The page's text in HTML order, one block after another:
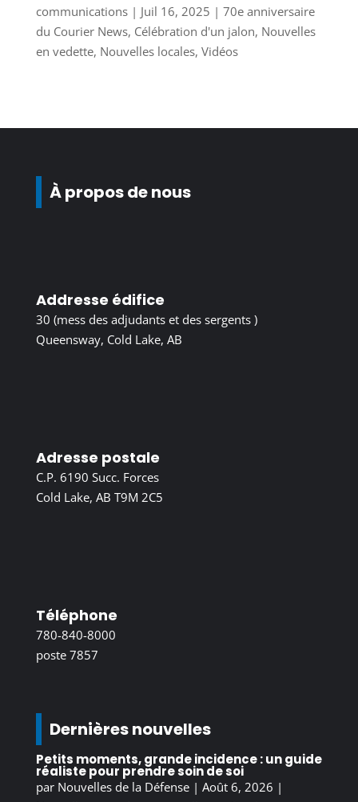
communications| Juil 16, 2025 | 70e anniversaire
du Courier News, Célébration d'un jalon, Nouvelles
en vedette, Nouvelles locales, Vidéos
À propos de nous
Addresse édifice
30 (mess des adjudants et des sergents )
Queensway, Cold Lake, AB
Adresse postale
C.P. 6190 Succ. Forces
Cold Lake, AB T9M 2C5
Téléphone
780-840-8000
poste 7857
Dernières nouvelles
Petits moments, grande incidence : un guide
réaliste pour prendre soin de soi
par Nouvelles de la Défense| Août 6, 2026 |